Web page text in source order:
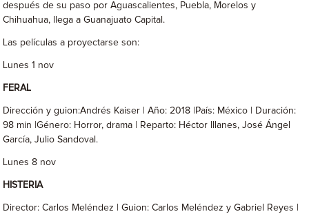
después de su paso por Aguascalientes, Puebla, Morelos y
Chihuahua, llega a Guanajuato Capital.
Las películas a proyectarse son:
Lunes 1 nov
FERAL
Dirección y guion:Andrés Kaiser | Año: 2018 |País: México | Duración:
98 min |Género: Horror, drama | Reparto: Héctor Illanes, José Ángel
García, Julio Sandoval.
Lunes 8 nov
HISTERIA
Director: Carlos Meléndez | Guion: Carlos Meléndez y Gabriel Reyes |